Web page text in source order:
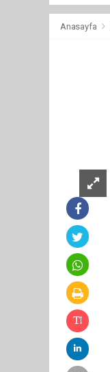
Anasayfa